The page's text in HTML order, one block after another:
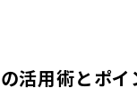
活用術とポイ